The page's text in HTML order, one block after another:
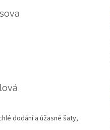
5 z 5 hvězdiček.
5 z 5 hvězdiček.
dodání a úžasné šaty,